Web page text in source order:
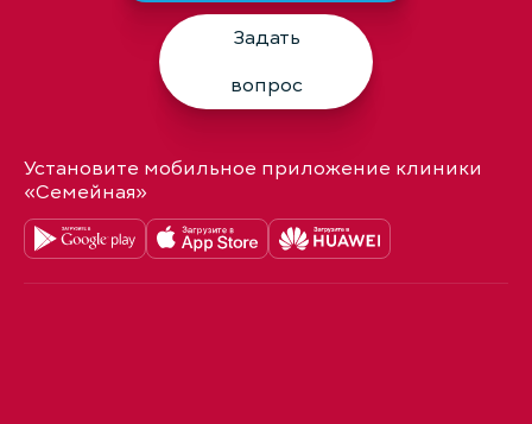
Задать
вопрос
Установите мобильное приложение клиники
«Семейная»